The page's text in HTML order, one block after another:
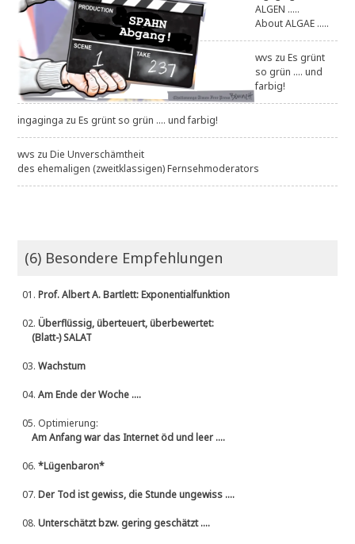
ALGEN .....
About ALGAE .....
wvs zuEs grünt
so grün .... und
farbig!
ingaginga zuEs grünt so grün .... und farbig!
wvs zuDie Unverschämtheit
des ehemaligen (zweitklassigen) Fernsehmoderators
(6) Besondere Empfehlungen
01.Prof. Albert A. Bartlett: Exponentialfunktion
02.Überflüssig, überteuert, überbewertet:
(Blatt-) SALAT
03.Wachstum
04.Am Ende der Woche ....
05. Optimierung:
Am Anfang war das Internet öd und leer ....
06.*Lügenbaron*
07.Der Tod ist gewiss, die Stunde ungewiss ....
08.Unterschätzt bzw. gering geschätzt ....